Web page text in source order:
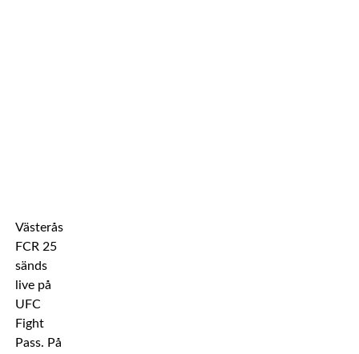
Västeråsgalan
FCR 25
sänds
live på
UFC
Fight
Pass. På